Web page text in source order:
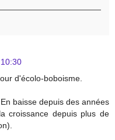
d'écolo-boboisme.
baisse depuis des années
croissance depuis plus de